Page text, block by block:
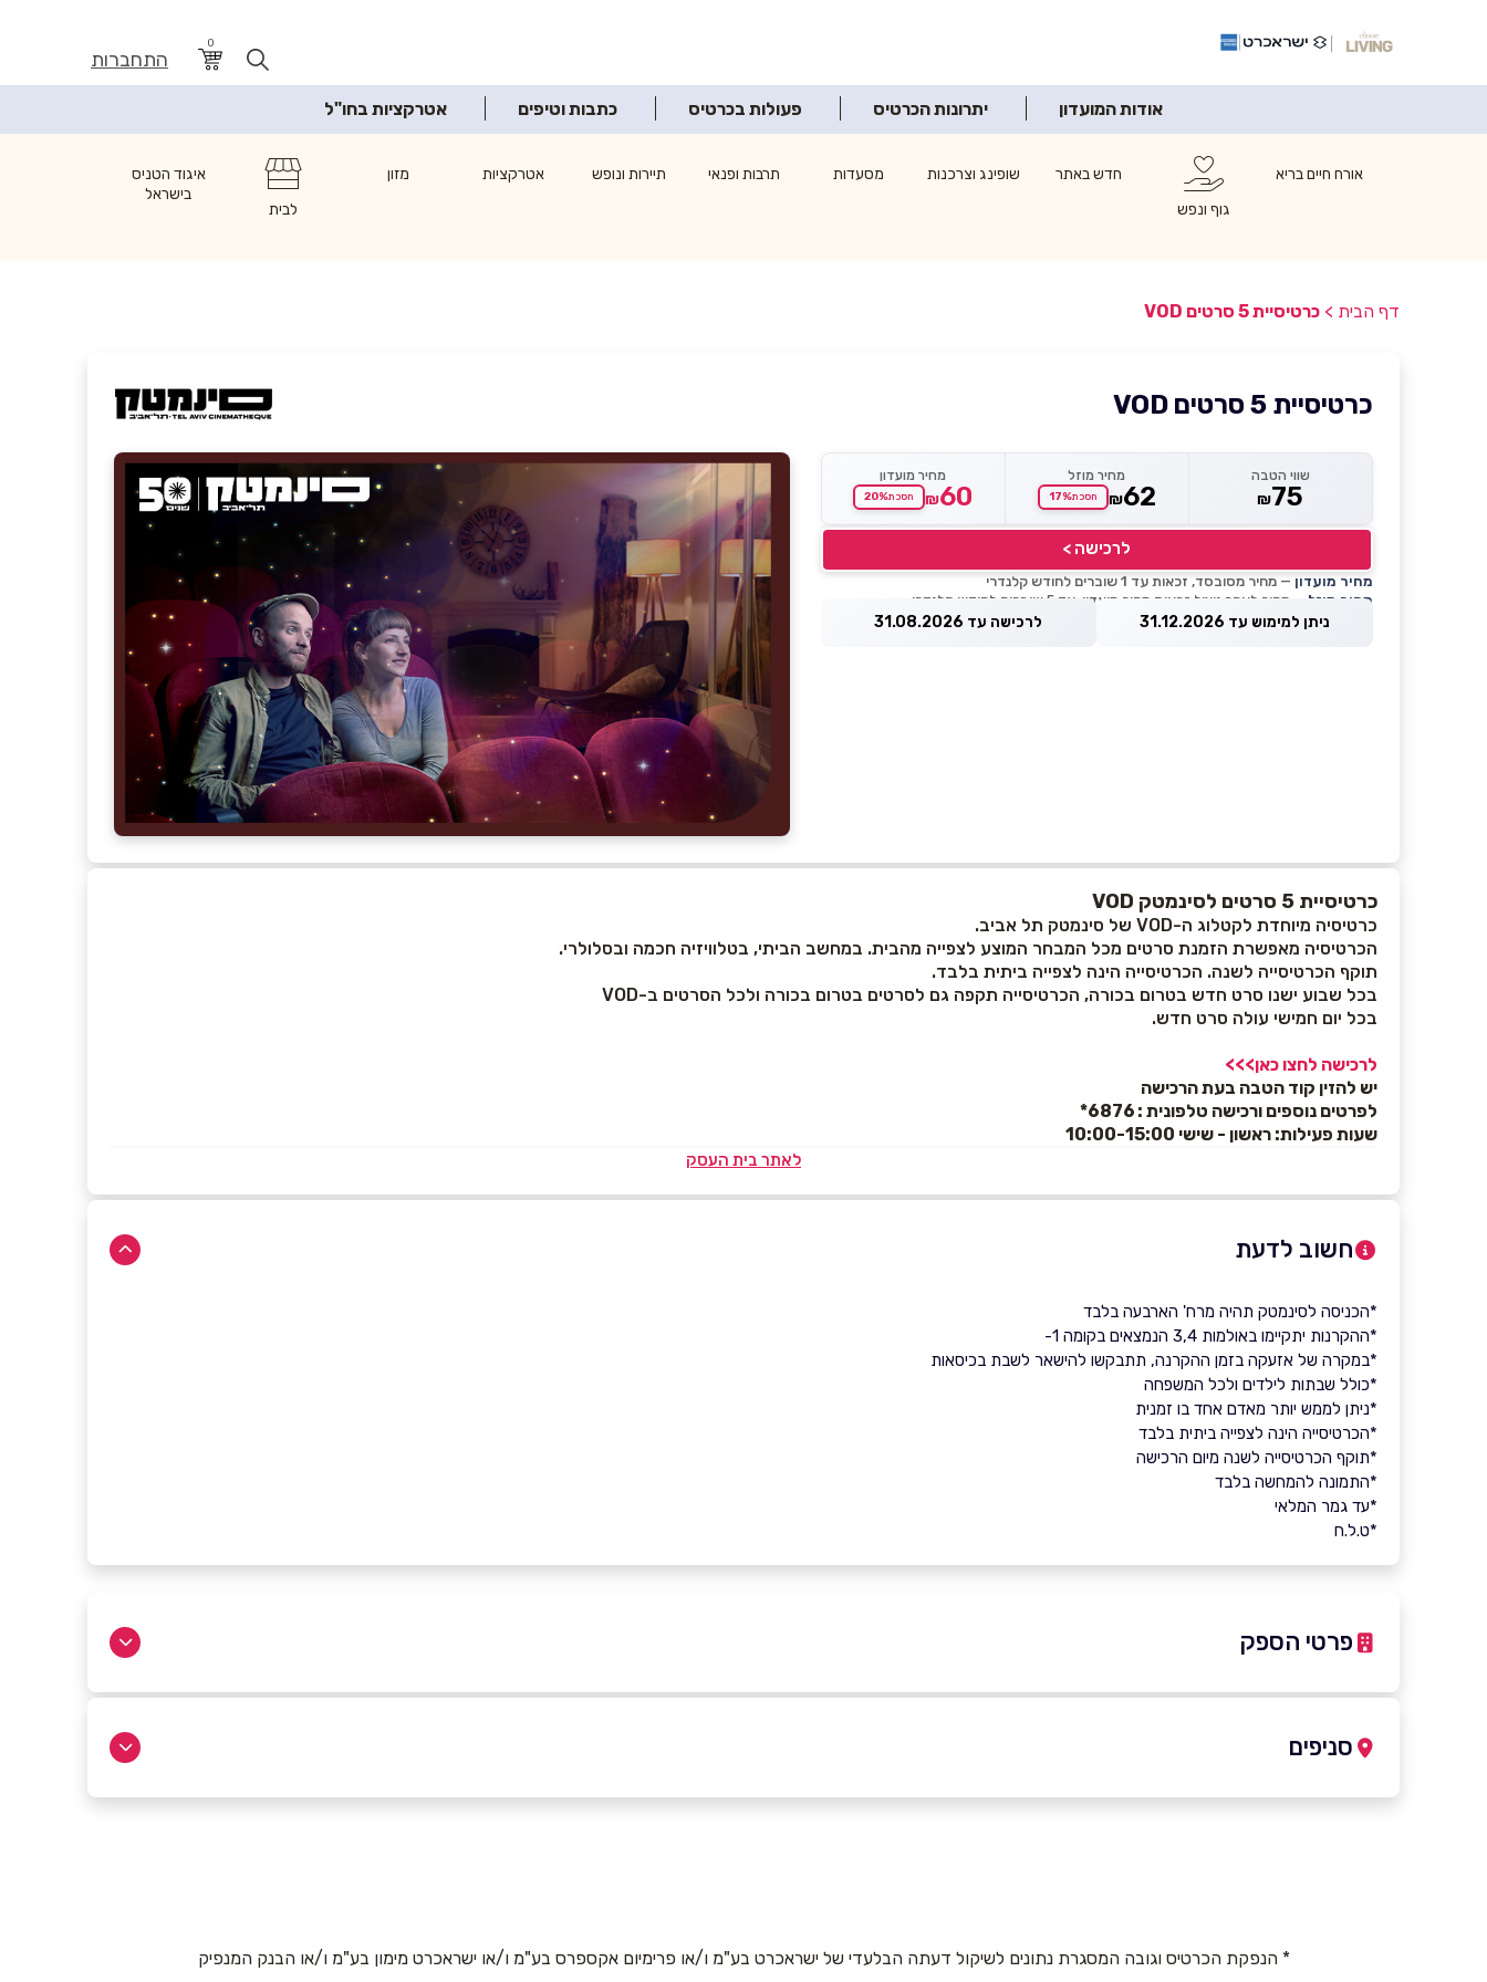
0
התחברות
אודות המועדון יתרונות הכרטיס פעולות בכרטיס כתבות וטיפים אטרקציות בחו"ל
אורח חיים בריא
גוף ונפש
חדש באתר שופינג וצרכנות מסעדות תרבות ופנאי תיירות ונופש אטרקציות
מזון
לבית
איגוד הטניס
בישראל
דף הבית > כרטיסיית 5 סרטים VOD
כרטיסיית 5 סרטים VOD
שווי הטבה
₪75
מחיר מוזל
₪62 חסכת17%
מחיר מועדון
₪60 חסכת20%
לרכישה >
מחיר מועדון — מחיר מסובסד, זכאות עד 1 שוברים לחודש קלנדרי
מחיר מוזל — מחיר לאחר ניצול זכאות מחיר מועדון, עד 5 שוברים לחודש קלנדרי
ניתן למימוש עד 31.12.2026 לרכישה עד 31.08.2026
כרטיסיית 5 סרטים לסינמטק VOD
כרטיסיה מיוחדת לקטלוג ה-VOD של סינמטק תל אביב.
הכרטיסיה מאפשרת הזמנת סרטים מכל המבחר המוצע לצפייה מהבית. במחשב הביתי, בטלוויזיה חכמה ובסלולרי.
תוקף הכרטיסייה לשנה. הכרטיסייה הינה לצפייה ביתית בלבד.
בכל שבוע ישנו סרט חדש בטרום בכורה, הכרטיסייה תקפה גם לסרטים בטרום בכורה ולכל הסרטים ב-VOD
בכל יום חמישי עולה סרט חדש.
לרכישה לחצו כאן>>>
יש להזין קוד הטבה בעת הרכישה
לפרטים נוספים ורכישה טלפונית : 6876*
שעות פעילות: ראשון - שישי 10:00-15:00
לאתר בית העסק
חשוב לדעת
*הכניסה לסינמטק תהיה מרח' הארבעה בלבד
*ההקרנות יתקיימו באולמות 3,4 הנמצאים בקומה 1-
*במקרה של אזעקה בזמן ההקרנה, תתבקשו להישאר לשבת בכיסאות
*כולל שבתות לילדים ולכל המשפחה
*ניתן לממש יותר מאדם אחד בו זמנית
*הכרטיסייה הינה לצפייה ביתית בלבד
*תוקף הכרטיסייה לשנה מיום הרכישה
*התמונה להמחשה בלבד
*עד גמר המלאי
*ט.ל.ח
פרטי הספק
באתר
אימייל
סניפים
* הנפקת הכרטיס וגובה המסגרת נתונים לשיקול דעתה הבלעדי של ישראכרט בע"מ ו/או פרימיום אקספרס בע"מ ו/או ישראכרט מימון בע"מ ו/או הבנק המנפיק